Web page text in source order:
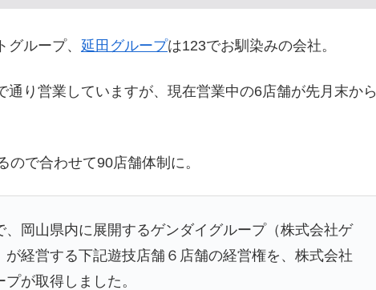
ループ、 延田グループは123でお馴染みの会社。
り営業していますが、現在営業中の6店舗が先月末から
で合わせて90店舗体制に。
岡山県内に展開するゲンダイグループ（株式会社ゲ
経営する下記遊技店舗６店舗の経営権を、株式会社
が取得しました。